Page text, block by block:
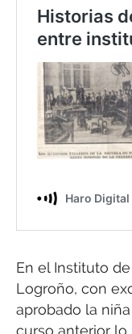
En el Instituto
Logroño, con
aprobado la
curso anterior lo